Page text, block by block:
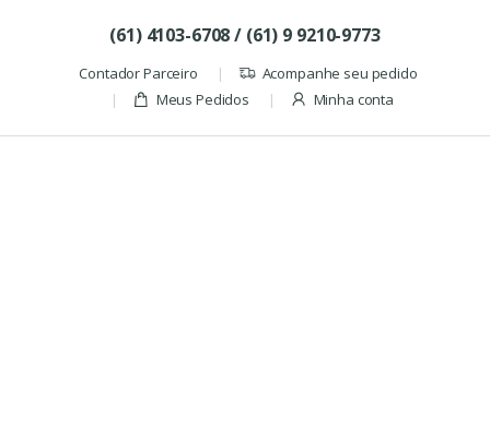
(61) 4103-6708 / (61) 9 9210-9773
Contador Parceiro
Acompanhe seu pedido
Meus Pedidos
Minha conta